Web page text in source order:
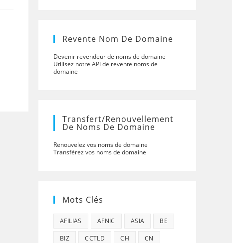
Revente Nom De Domaine
Devenir revendeur de noms de domaine
Utilisez notre API de revente noms de
domaine
Transfert/renouvellement
De Noms De Domaine
Renouvelez vos noms de domaine
Transférez vos noms de domaine
Mots Clés
AFILIAS AFNIC ASIA BE
BIZ CCTLD CH CN